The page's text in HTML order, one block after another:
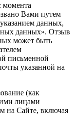
момента
Вами путем
данных,
данных». Отзыв
может быть
письменной
указанной на
(как
лицами
на Сайте, включая